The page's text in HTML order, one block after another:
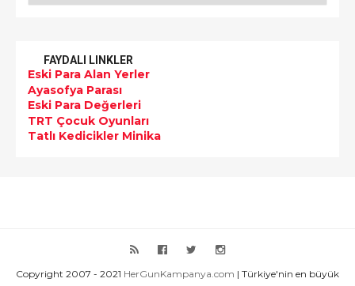
FAYDALI LINKLER
Eski Para Alan Yerler
Ayasofya Parası
Eski Para Değerleri
TRT Çocuk Oyunları
Tatlı Kedicikler Minika
Copyright 2007 - 2021 HerGunKampanya.com | Türkiye'nin en büyük